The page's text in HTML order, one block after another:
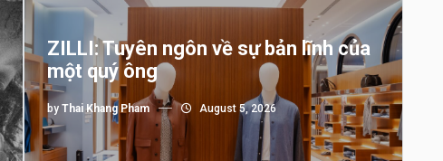
ZILLI: Tuyên ngôn về sự bản lĩnh của
một quý ông
byThai Khang Pham August 5, 2026